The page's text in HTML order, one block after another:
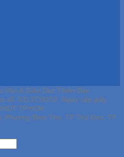
Vấn & Giáo Dục Thiên Bảo
số: 0313739102, Ngày cấp giấy
TP.HCM
Phường Bình Thọ, TP Thủ Đức, TP